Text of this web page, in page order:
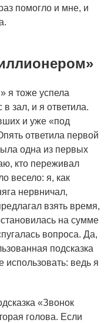
помогло и мне, и
я тоже успела
зал, и я ответила.
и уже «под
ответила первой
одна из первых
кто переживал
весело: я, как
нервничал,
взять время,
на сумме
вопроса. Да,
подсказка
ведь я
«Звонок
голова. Если